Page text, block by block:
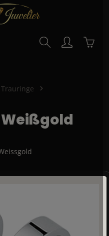
Trauringe